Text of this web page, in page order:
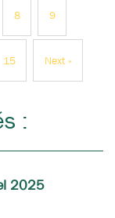
8 9
15 Next »
:
2025